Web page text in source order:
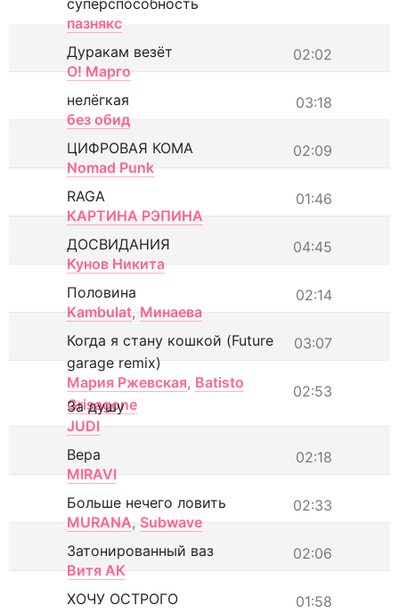
суперспособность
пазнякс
02:02
Дуракам везёт
О! Марго
03:18
нелёгкая
без обид
02:09
ЦИФРОВАЯ КОМА
Nomad Punk
01:46
RAGA
КАРТИНА РЭПИНА
04:45
ДОСВИДАНИЯ
Кунов Никита
02:14
Половина
Kambulat, Минаева
03:07
Когда я стану кошкой (Future
garage remix)
Мария Ржевская, Batisto
Grisagone
02:53
За душу
JUDI
02:18
Вера
MIRAVI
02:33
Больше нечего ловить
MURANA, Subwave
02:06
Затонированный ваз
Витя АК
01:58
ХОЧУ ОСТРОГО